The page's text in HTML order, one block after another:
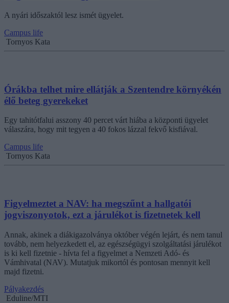
A nyári időszaktól lesz ismét ügyelet.
Campus life
Tornyos Kata
Órákba telhet mire ellátják a Szentendre környékén
élő beteg gyerekeket
Egy tahitótfalui asszony 40 percet várt hiába a központi ügyelet
válaszára, hogy mit tegyen a 40 fokos lázzal fekvő kisfiával.
Campus life
Tornyos Kata
Figyelmeztet a NAV: ha megszűnt a hallgatói
jogviszonyotok, ezt a járulékot is fizetnetek kell
Annak, akinek a diákigazolványa október végén lejárt, és nem tanul
tovább, nem helyezkedett el, az egészségügyi szolgáltatási járulékot
is ki kell fizetnie - hívta fel a figyelmet a Nemzeti Adó- és
Vámhivatal (NAV). Mutatjuk mikortól és pontosan mennyit kell
majd fizetni.
Pályakezdés
Eduline/MTI